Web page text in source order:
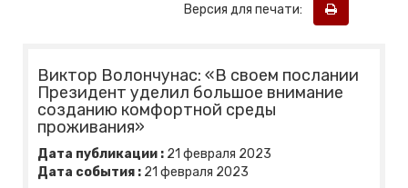
Версия для печати:
Виктор Волончунас: «В своем послании
Президент уделил большое внимание
созданию комфортной среды
проживания»
Дата публикации : 21 февраля 2023
Дата события : 21 февраля 2023